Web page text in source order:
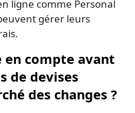
ligne comme Personal
gérer leurs
compte avant
de devises
des changes ?